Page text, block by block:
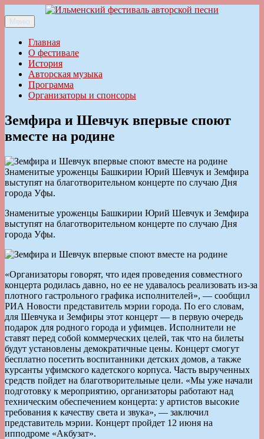
к
содержимому
Ильменский фестиваль авторской песни
Меню
Главная
О фестивале
История
Авторская музыка
Программа
Организаторы и спонсоры
Земфира и Шевчук впервые споют
вместе на родине
Знаменитые уроженцы Башкирии Юрий Шевчук и Земфира
выступят на благотворительном концерте по случаю Дня
города Уфы.
Знаменитые уроженцы Башкирии Юрий Шевчук и Земфира
выступят на благотворительном концерте по случаю Дня
города Уфы.
«Организаторы говорят, что идея проведения совместного
концерта родилась давно, но ее не удавалось реализовать из-за
плотного гастрольного графика исполнителей», — сообщил
РИА Новости представитель мэрии города. По его словам,
для Шевчука и Земфиры этот концерт — в первую очередь
подарок для родного города и уфимцев. Исполнители не
ставят перед собой коммерческих целей, так что на билеты
будут установлены демократичные цены. Концерт смогут
бесплатно посетить воспитанники детских домов, а также
курсанты уфимского кадетского корпуса. Часть вырученных
средств пойдет на благотворительные цели. «Мы уже начали
подготовку к мероприятию, организаторы работают над
техническим обеспечением концерта: у артистов высокие
требования к качеству света и звука», — заключил
представитель мэрии. Концерт пройдет 12 июня на
ипподроме «Акбузат».